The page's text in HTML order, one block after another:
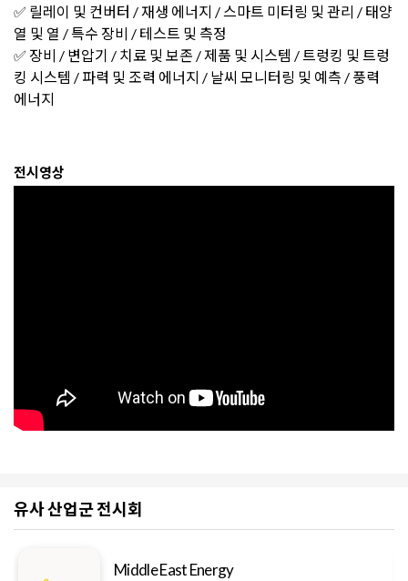
✅ 릴레이 및 컨버터 / 재생 에너지 / 스마트 미터링 및 관리 / 태양
열 및 열 / 특수 장비 / 테스트 및 측정
✅ 장비 / 변압기 / 치료 및 보존 / 제품 및 시스템 / 트렁킹 및 트렁
킹 시스템 / 파력 및 조력 에너지 / 날씨 모니터링 및 예측 / 풍력
에너지
전시영상
유사 산업군 전시회
Middle East Energy